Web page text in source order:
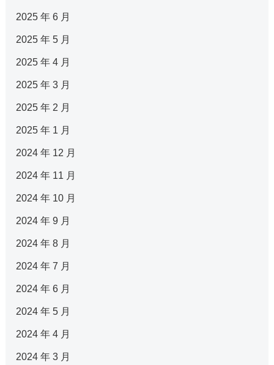
2025 年 6 月
2025 年 5 月
2025 年 4 月
2025 年 3 月
2025 年 2 月
2025 年 1 月
2024 年 12 月
2024 年 11 月
2024 年 10 月
2024 年 9 月
2024 年 8 月
2024 年 7 月
2024 年 6 月
2024 年 5 月
2024 年 4 月
2024 年 3 月